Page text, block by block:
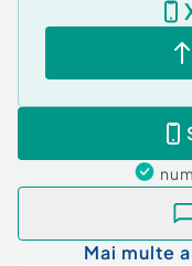
Detaliile cu
Pentru informatii
Tip imobil:Bloc
Număr Băi:1
Posibilitate
Nr. locuri parcare:
Mai multe